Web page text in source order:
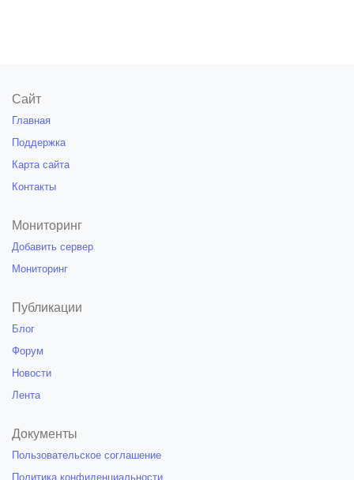
Сайт
Главная
Поддержка
Карта сайта
Контакты
Мониторинг
Добавить сервер
Мониторинг
Публикации
Блог
Форум
Новости
Лента
Документы
Пользовательское соглашение
Политика конфиденциальности